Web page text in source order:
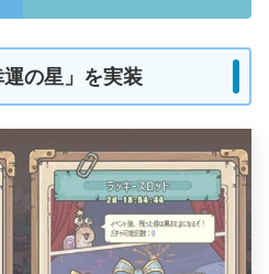
の星」を実装